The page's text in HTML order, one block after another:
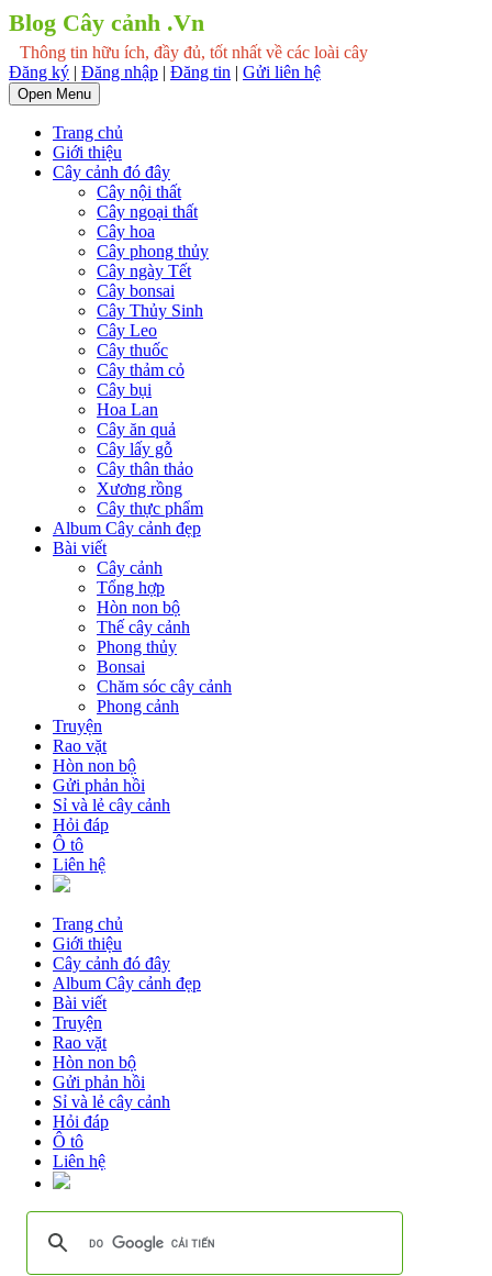
Blog Cây cảnh .Vn
Thông tin hữu ích, đầy đủ, tốt nhất về các loài cây
Đăng ký | Đăng nhập | Đăng tin | Gửi liên hệ
Open Menu
Trang chủ
Giới thiệu
Cây cảnh đó đây
Cây nội thất
Cây ngoại thất
Cây hoa
Cây phong thủy
Cây ngày Tết
Cây bonsai
Cây Thủy Sinh
Cây Leo
Cây thuốc
Cây thảm cỏ
Cây bụi
Hoa Lan
Cây ăn quả
Cây lấy gỗ
Cây thân thảo
Xương rồng
Cây thực phẩm
Album Cây cảnh đẹp
Bài viết
Cây cảnh
Tổng hợp
Hòn non bộ
Thế cây cảnh
Phong thủy
Bonsai
Chăm sóc cây cảnh
Phong cảnh
Truyện
Rao vặt
Hòn non bộ
Gửi phản hồi
Sỉ và lẻ cây cảnh
Hỏi đáp
Ô tô
Liên hệ
Trang chủ
Giới thiệu
Cây cảnh đó đây
Album Cây cảnh đẹp
Bài viết
Truyện
Rao vặt
Hòn non bộ
Gửi phản hồi
Sỉ và lẻ cây cảnh
Hỏi đáp
Ô tô
Liên hệ